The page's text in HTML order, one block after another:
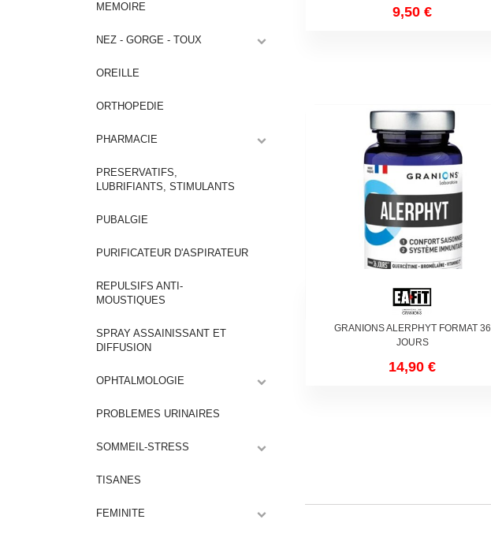
9,50 €
GRANIONS ALERPHYT FORMAT 36
JOURS
14,90 €
MEMOIRE
NEZ - GORGE - TOUX
OREILLE
ORTHOPEDIE
PHARMACIE
PRESERVATIFS,
LUBRIFIANTS, STIMULANTS
PUBALGIE
PURIFICATEUR D'ASPIRATEUR
REPULSIFS ANTI-
MOUSTIQUES
SPRAY ASSAINISSANT ET
DIFFUSION
OPHTALMOLOGIE
PROBLEMES URINAIRES
SOMMEIL-STRESS
TISANES
FEMINITE